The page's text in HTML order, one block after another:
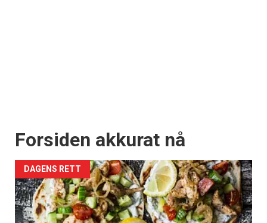
Forsiden akkurat nå
DAGENS RETT